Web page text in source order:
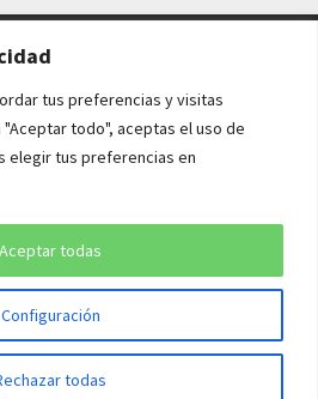
tus preferencias y visitas
todo", aceptas el uso de
elegir tus preferencias en
Configuración
todas
Aceptar todas
. Funciona conWordPressy